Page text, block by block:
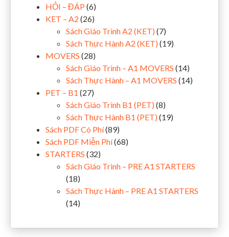
HỎI – ĐÁP (6)
KET – A2 (26)
Sách Giáo Trình A2 (KET) (7)
Sách Thực Hành A2 (KET) (19)
MOVERS (28)
Sách Giáo Trình – A1 MOVERS (14)
Sách Thực Hành – A1 MOVERS (14)
PET – B1 (27)
Sách Giáo Trình B1 (PET) (8)
Sách Thực Hành B1 (PET) (19)
Sách PDF Có Phí(89)
Sách PDF Miễn Phí(68)
STARTERS (32)
Sách Giáo Trình – PRE A1 STARTERS
(18)
Sách Thực Hành – PRE A1 STARTERS
(14)